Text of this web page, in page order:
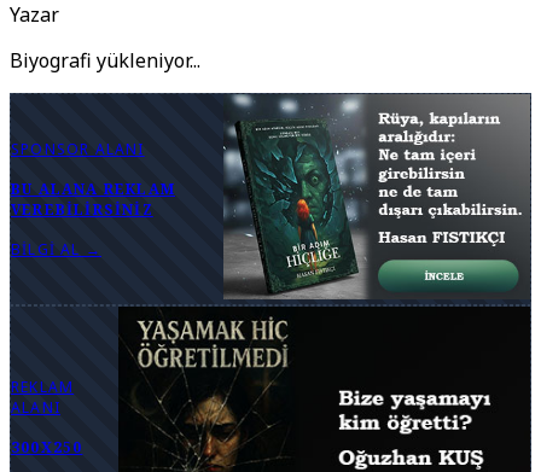
Yazar
Biyografi yükleniyor...
SPONSOR ALANI
BU ALANA REKLAM
VEREBILIRSINIZ
BILGI AL →
REKLAM
ALANI
300X250